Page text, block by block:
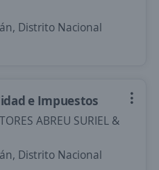
Distrito Nacional
e Impuestos
ABREU SURIEL &
Distrito Nacional